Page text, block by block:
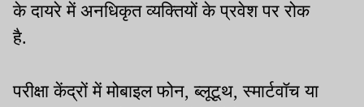
के दायरे में अनधिकृत व्यक्तियों के प्रवेश पर रोक
है.
परीक्षा केंद्रों में मोबाइल फोन, ब्लूटूथ, स्मार्टवॉच या